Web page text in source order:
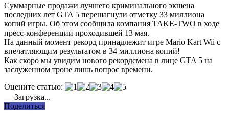
Суммарные продажи лучшего криминального экшена
последних лет GTA 5 перешагнули отметку 33 миллиона
копий игры. Об этом сообщила компания TAKE-TWO в ходе
пресс-конференции проходившей 13 мая.
На данный момент рекорд принадлежит игре Mario Kart Wii с
впечатляющим результатом в 34 миллиона копий!
Как скоро мы увидим нового рекордсмена в лице GTA 5 на
заслуженном троне лишь вопрос времени.
Оцените статью:
Загрузка...
Поделиться